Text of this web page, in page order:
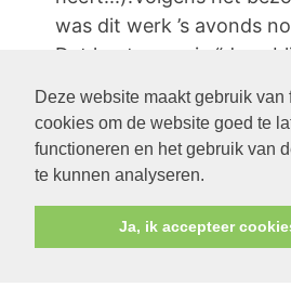
Deze website maakt gebruik van
cookies om de website goed te
functioneren en het gebruik van
te kunnen analyseren.
Ja, ik accepteer
was dit werk ’s avonds
Dat kunt u nu via “deze
Of gewoon bij
langs gaan en “live” hun
huiskamer bewonderen: